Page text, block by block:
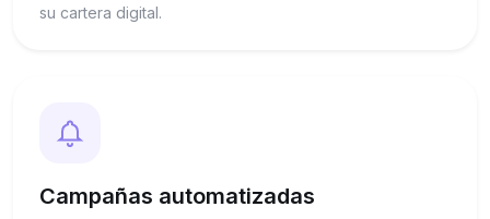
su cartera digital.
Campañas automatizadas